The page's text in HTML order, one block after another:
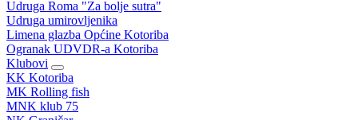
Udruga Roma "Za bolje sutra"
Udruga umirovljenika
Limena glazba Općine Kotoriba
Ogranak UDVDR-a Kotoriba
Klubovi
KK Kotoriba
MK Rolling fish
MNK klub 75